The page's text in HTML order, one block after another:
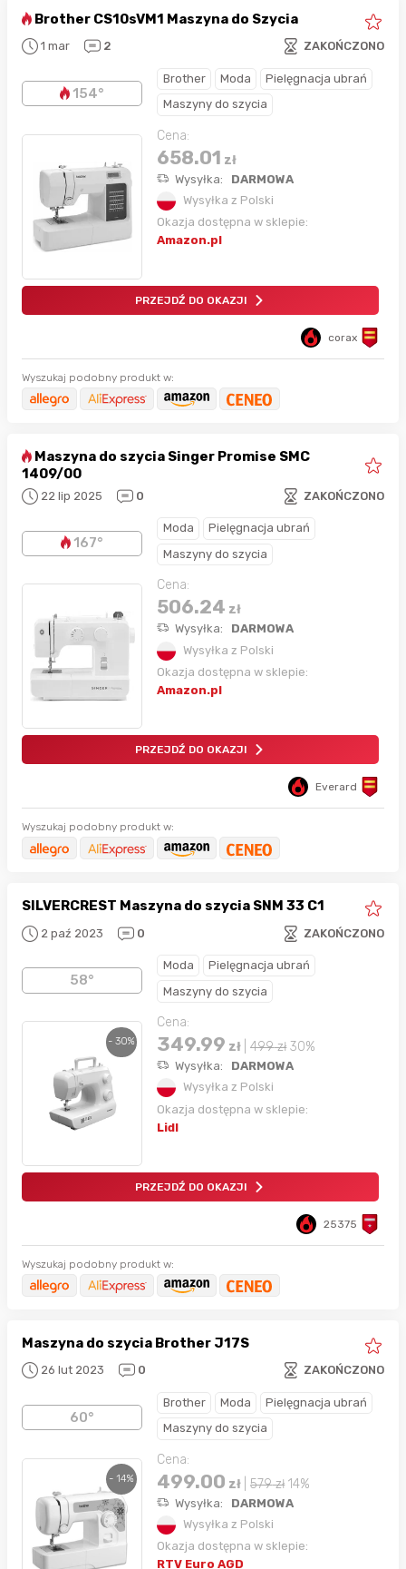
Brother CS10sVM1 Maszyna do Szycia
1 mar 2 ZAKOŃCZONO
154°
Brother Moda
Pielęgnacja ubrań
Maszyny do szycia
Cena:
658.01 zł
Wysyłka:
DARMOWA
Wysyłka z Polski
Okazja dostępna w sklepie:
Amazon.pl
PRZEJDŹ DO OKAZJI
corax
Wyszukaj podobny produkt w:
Maszyna do szycia Singer Promise SMC
1409/00
22 lip 2025 0 ZAKOŃCZONO
167°
Moda
Pielęgnacja ubrań
Maszyny do szycia
Cena:
506.24 zł
Wysyłka:
DARMOWA
Wysyłka z Polski
Okazja dostępna w sklepie:
Amazon.pl
PRZEJDŹ DO OKAZJI
Everard
Wyszukaj podobny produkt w:
SILVERCREST Maszyna do szycia SNM 33 C1
2 paź 2023 0 ZAKOŃCZONO
58°
Moda
Pielęgnacja ubrań
Maszyny do szycia
- 30%
Cena:
349.99 zł 499zł 30%
Wysyłka:
DARMOWA
Wysyłka z Polski
Okazja dostępna w sklepie:
Lidl
PRZEJDŹ DO OKAZJI
25375
Wyszukaj podobny produkt w:
Maszyna do szycia Brother J17S
26 lut 2023 0 ZAKOŃCZONO
60°
Brother Moda
Pielęgnacja ubrań
Maszyny do szycia
- 14%
Cena:
499.00 zł 579zł 14%
Wysyłka:
DARMOWA
Wysyłka z Polski
Okazja dostępna w sklepie:
RTV Euro AGD